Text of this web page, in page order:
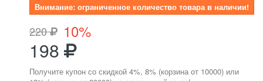
Внимание: ограниченное количество товара в наличии!
220 10%
198
Получите купон со скидкой 4%, 8% (корзина от 10000) или